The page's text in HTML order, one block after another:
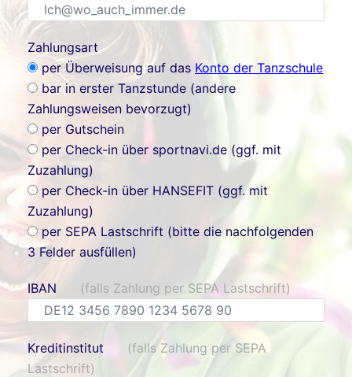
Zahlungsart
per Überweisung auf das Konto der Tanzschule
bar in erster Tanzstunde (andere
Zahlungsweisen bevorzugt)
per Gutschein
per Check-in über sportnavi.de (ggf. mit
Zuzahlung)
per Check-in über HANSEFIT (ggf. mit
Zuzahlung)
per SEPA Lastschrift (bitte die nachfolgenden
3 Felder ausfüllen)
IBAN (falls Zahlung per SEPA Lastschrift)
Kreditinstitut (falls Zahlung per SEPA
Lastschrift)